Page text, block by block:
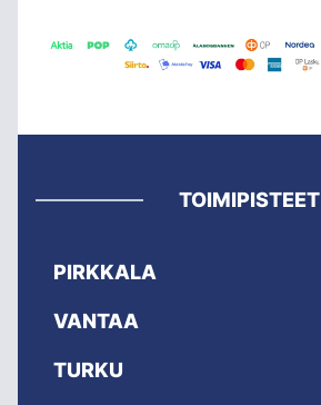
TOIMIPISTEET
PIRKKALA
VANTAA
TURKU